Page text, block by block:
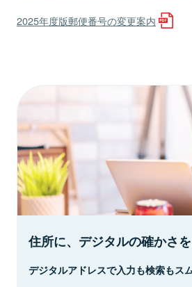
2025年度版郵便番号の変更案内
住所に、デジタルの確かさを
デジタルアドレスで入力も検索もス